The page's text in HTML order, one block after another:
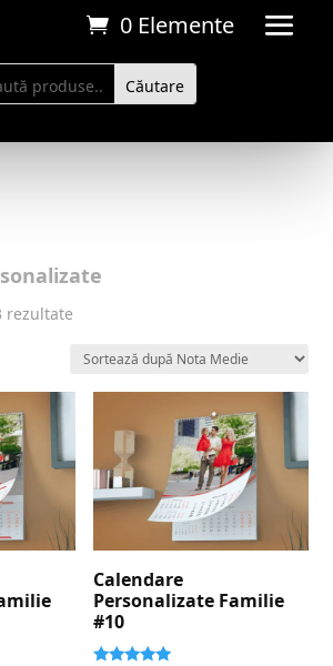
0 Elemente
rezultate
Calendare
Personalizate Familie
#10